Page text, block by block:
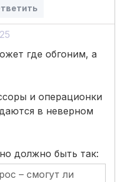
где обгоним, а
и операционки
в неверном
должно быть так:
– смогут ли